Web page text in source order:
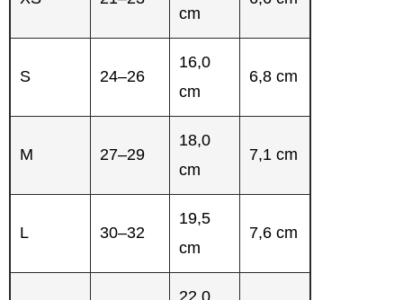
cm
S 24–26
16,0
cm
6,8 cm
M 27–29
18,0
cm
7,1 cm
L 30–32
19,5
cm
7,6 cm
22,0